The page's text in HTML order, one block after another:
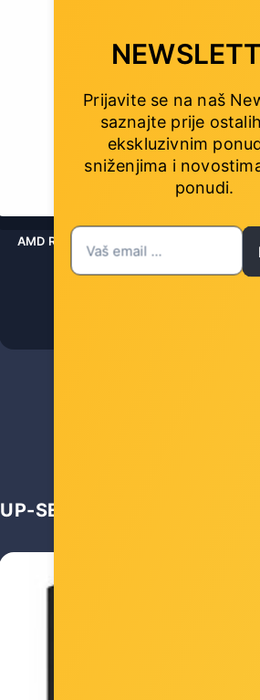
AMD Ryzen 5 5600 (3.50/4.40GHz),
65W, bez hladnjaka,
UP-SELL
Prijavite se na naš
saznajte prije
ekskluzivnim
sniženjima i
ponudi.